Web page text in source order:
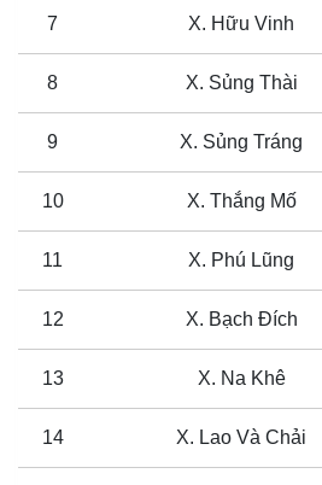
7 X. Hữu Vinh
8 X. Sủng Thài
9 X. Sủng Tráng
10 X. Thắng Mố
11 X. Phú Lũng
12 X. Bạch Đích
13 X. Na Khê
14 X. Lao Và Chải